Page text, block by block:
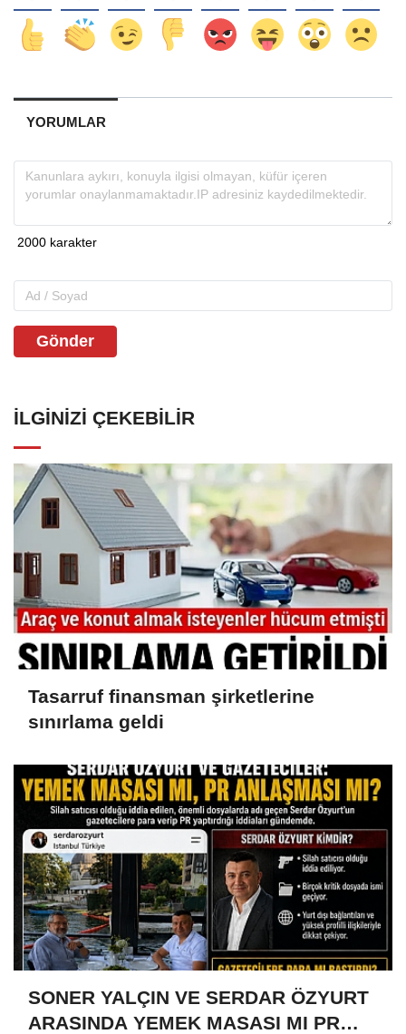
YORUMLAR
Gönder
İLGINIZI ÇEKEBILIR
Tasarruf finansman şirketlerine
sınırlama geldi
SONER YALÇIN VE SERDAR ÖZYURT
ARASINDA YEMEK MASASI MI PR